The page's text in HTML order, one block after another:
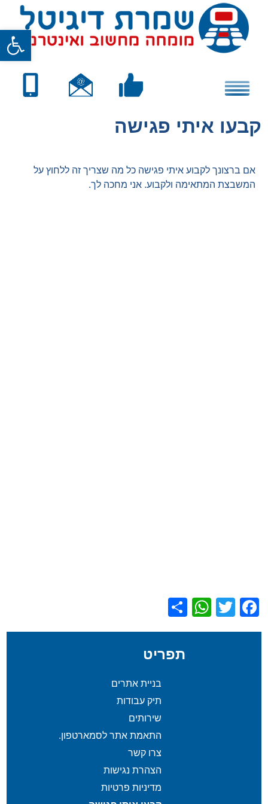
content
קבעו איתי פגישה
אם ברצונך לקבוע איתי פגישה כל מה שצריך זה ללחוץ על
המשבצת המתאימה ולקבוע. אני מחכה לך.
Facebook
Twitter
WhatsApp
תפריט
בניית אתרים
תיק עבודות
שירותים
התאמת אתר לסמארטפון.
צרו קשר
הצהרת נגישות
מדיניות פרטיות
פתח